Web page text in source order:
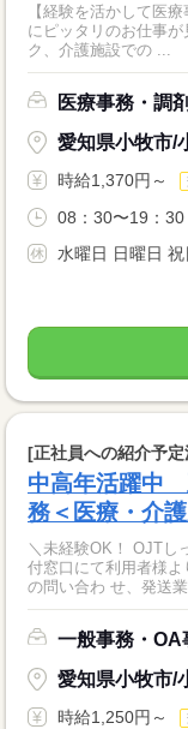
【経験を活かして医
にピッタリのお仕事が見つかる★ ◇お仕事
ク、介護施設での ...
医療事務・調
愛知県小牧市/
時給1,370円～
08：30〜19：30
水曜日 日曜日 祝
[正社員への紹介予定
中高年活躍中
務＜医療・介
＼未経験OK！ OJTし
付窓口にて利用者様
の問い合わ せ、発送業
一般事務・OA
愛知県小牧市/
時給1,250円～